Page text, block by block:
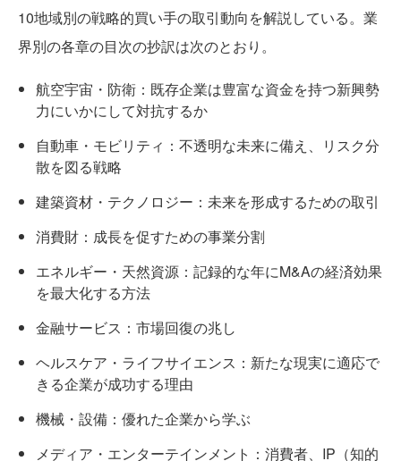
10地域別の戦略的買い手の取引動向を解説している。業
界別の各章の目次の抄訳は次のとおり。
航空宇宙・防衛：既存企業は豊富な資金を持つ新興勢
力にいかにして対抗するか
自動車・モビリティ：不透明な未来に備え、リスク分
散を図る戦略
建築資材・テクノロジー：未来を形成するための取引
消費財：成長を促すための事業分割
エネルギー・天然資源：記録的な年にM&Aの経済効果
を最大化する方法
金融サービス：市場回復の兆し
ヘルスケア・ライフサイエンス：新たな現実に適応で
きる企業が成功する理由
機械・設備：優れた企業から学ぶ
メディア・エンターテインメント：消費者、IP（知的